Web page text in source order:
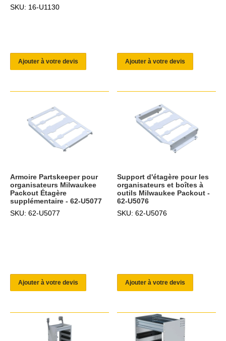
SKU: 16-U1130
Ajouter à votre devis Ajouter à votre devis
Armoire Partskeeper pour
organisateurs Milwaukee
Packout Étagère
supplémentaire - 62-U5077
SKU: 62-U5077
Ajouter à votre devis
Support d'étagère pour les
organisateurs et boîtes à
outils Milwaukee Packout -
62-U5076
SKU: 62-U5076
Ajouter à votre devis